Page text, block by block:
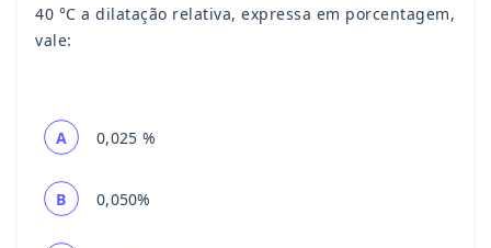
40 °C a dilatação relativa, expressa em porcentagem,
vale:
A 0,025 %
B 0,050%